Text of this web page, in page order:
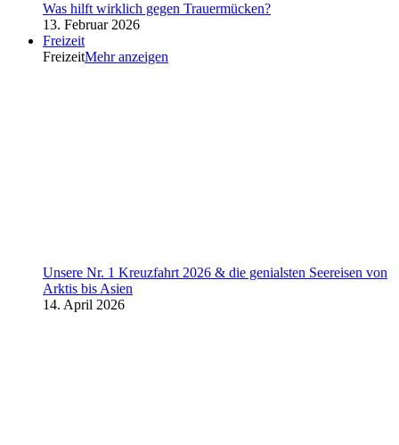
Was hilft wirklich gegen Trauermücken?
13. Februar 2026
Freizeit
FreizeitMehr anzeigen
Unsere Nr. 1 Kreuzfahrt 2026 & die genialsten Seereisen von
Arktis bis Asien
14. April 2026